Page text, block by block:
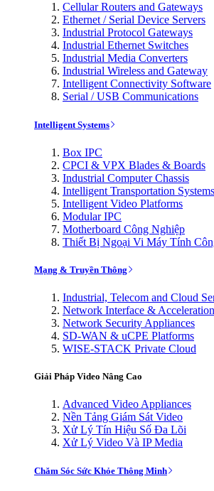
Cellular Routers and Gateways
Ethernet / Serial Device Servers
Industrial Protocol Gateways
Industrial Ethernet Switches
Industrial Media Converters
Industrial Wireless and Gateway
Intelligent Connectivity Software
Serial / USB Communications
Intelligent Systems
Box IPC
CPCI & VPX Blades & Boards
Industrial Computer Chassis
Intelligent Transportation Systems
Intelligent Video Platforms
Modular IPC
Motherboard Công Nghiệp
Thiết Bị Ngoại Vi Máy Tính
Mạng & Truyền Thông
Industrial, Telecom and Cloud
Network Interface &
Network Security Appliances
SD-WAN & uCPE Platforms
WISE-STACK Private Cloud
Giải Pháp Video Nâng Cao
Advanced Video Appliances
Nền Tảng Giám Sát Video
Xử Lý Tín Hiệu Số Đa Lõi
Xử Lý Video Và IP Media
Chăm Sóc Sức Khỏe Thông Minh